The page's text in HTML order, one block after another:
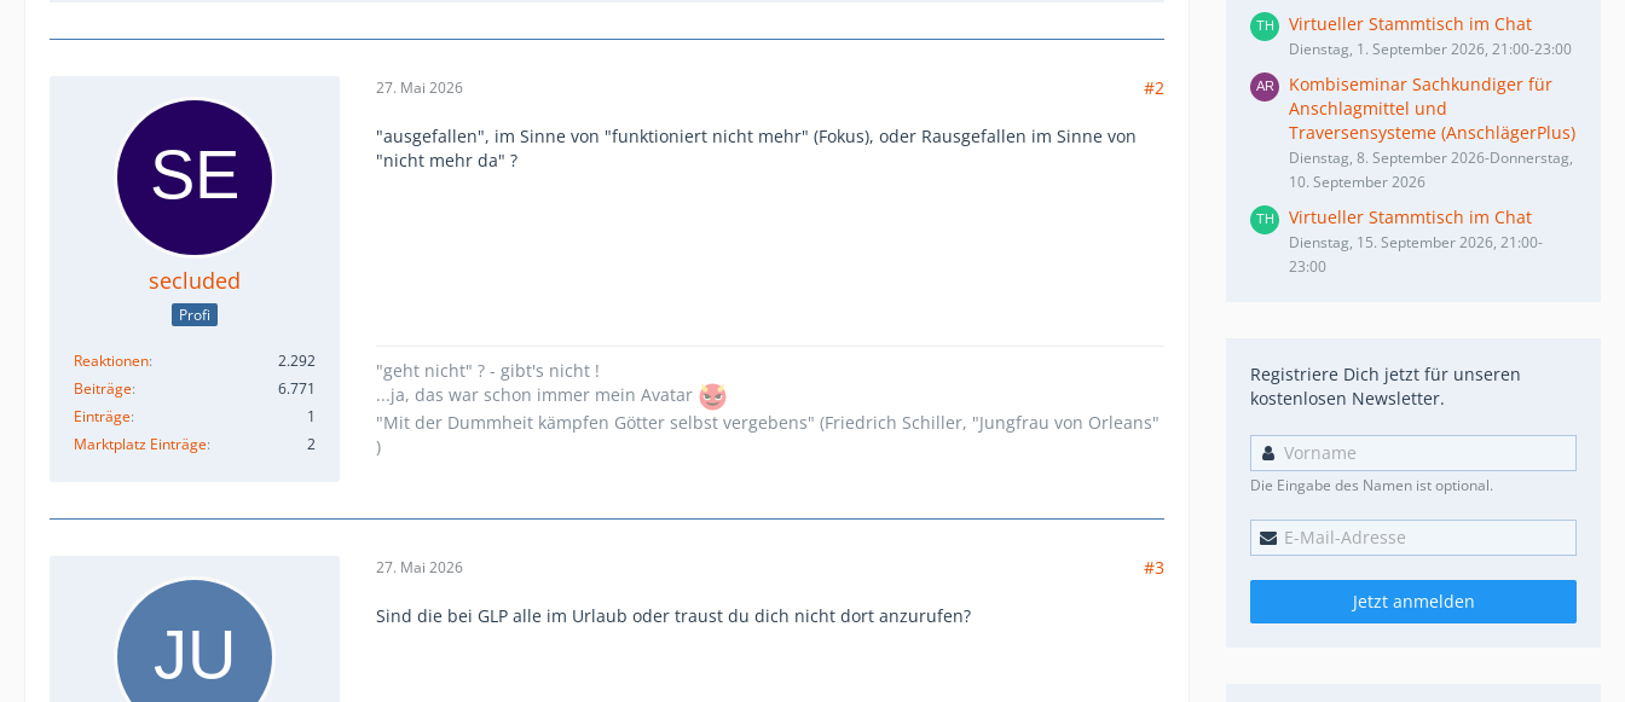
secluded
Profi
Reaktionen
2.292
Beiträge
6.771
Einträge
1
Marktplatz Einträge
2
27. Mai 2026 #2
"ausgefallen", im Sinne von "funktioniert nicht mehr" (Fokus), oder Rausgefallen im Sinne von
"nicht mehr da" ?
"geht nicht" ? - gibt's nicht !
...ja, das war schon immer mein Avatar
"Mit der Dummheit kämpfen Götter selbst vergebens" (Friedrich Schiller, "Jungfrau von Orleans"
)
27. Mai 2026 #3
Sind die bei GLP alle im Urlaub oder traust du dich nicht dort anzurufen?
Virtueller Stammtisch im Chat
Dienstag, 1. September 2026, 21:00-23:00
Kombiseminar Sachkundiger für
Anschlagmittel und
Traversensysteme (AnschlägerPlus)
Dienstag, 8. September 2026-Donnerstag,
10. September 2026
Virtueller Stammtisch im Chat
Dienstag, 15. September 2026, 21:00-
23:00
Registriere Dich jetzt für unseren
kostenlosen Newsletter.
Die Eingabe des Namen ist optional.
Jetzt anmelden